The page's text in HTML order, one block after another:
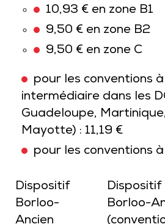
10,93 € en zone B1
9,50 € en zone B2
9,50 € en zone C
pour les conventions
intermédiaire dans les
Guadeloupe,
Mayotte) : 11,19 €
pour les conventions
Dispositif
Borloo-
Ancien
Dispositif
Borloo-